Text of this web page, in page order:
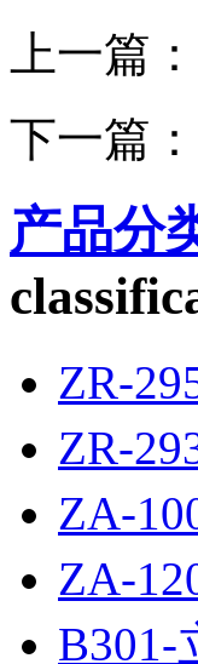
上一篇：
下一篇：
产品分
ZR-
ZR-
ZA-
ZA-
B301-